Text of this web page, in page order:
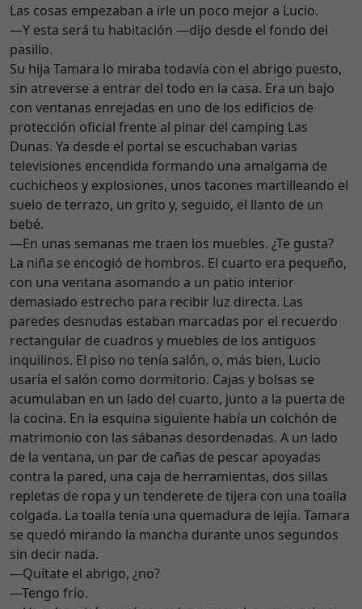
Las cosas empezaban a irle un poco mejor a Lucio.
—Y esta será tu habitación —dijo desde el fondo del
pasillo.
Su hija Tamara lo miraba todavía con el abrigo puesto,
sin atreverse a entrar del todo en la casa. Era un bajo
con ventanas enrejadas en uno de los edificios de
protección oficial frente al pinar del camping Las
Dunas. Ya desde el portal se escuchaban varias
televisiones encendida formando una amalgama de
cuchicheos y explosiones, unos tacones martilleando el
suelo de terrazo, un grito y, seguido, el llanto de un
bebé.
—En unas semanas me traen los muebles. ¿Te gusta?
La niña se encogió de hombros. El cuarto era pequeño,
con una ventana asomando a un patio interior
demasiado estrecho para recibir luz directa. Las
paredes desnudas estaban marcadas por el recuerdo
rectangular de cuadros y muebles de los antiguos
inquilinos. El piso no tenía salón, o, más bien, Lucio
usaría el salón como dormitorio. Cajas y bolsas se
acumulaban en un lado del cuarto, junto a la puerta de
la cocina. En la esquina siguiente había un colchón de
matrimonio con las sábanas desordenadas. A un lado
de la ventana, un par de cañas de pescar apoyadas
contra la pared, una caja de herramientas, dos sillas
repletas de ropa y un tenderete de tijera con una toalla
colgada. La toalla tenía una quemadura de lejía. Tamara
se quedó mirando la mancha durante unos segundos
sin decir nada.
—Quítate el abrigo, ¿no?
—Tengo frío.